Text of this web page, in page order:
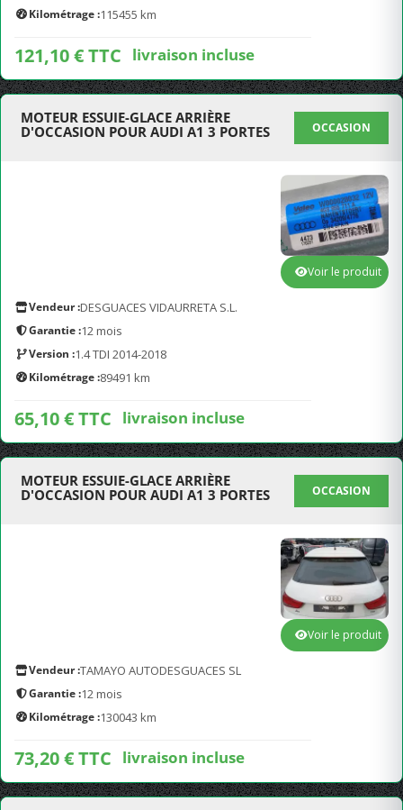
Kilométrage :115455 km
121,10 € TTC livraison incluse
MOTEUR ESSUIE-GLACE ARRIÈRE
D'OCCASION POUR AUDI A1 3 PORTES
OCCASION
Vendeur :DESGUACES VIDAURRETA S.L.
Garantie :12 mois
Version :1.4 TDI 2014-2018
Kilométrage :89491 km
65,10 € TTC livraison incluse
Voir le produit
MOTEUR ESSUIE-GLACE ARRIÈRE
D'OCCASION POUR AUDI A1 3 PORTES
OCCASION
Vendeur :TAMAYO AUTODESGUACES SL
Garantie :12 mois
Kilométrage :130043 km
73,20 € TTC livraison incluse
Voir le produit